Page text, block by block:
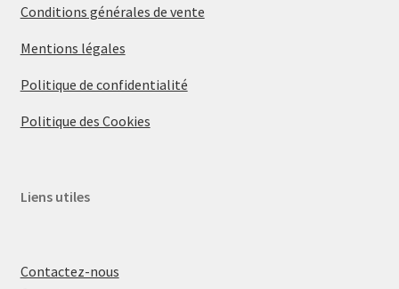
Conditions générales de vente
Mentions légales
Politique de confidentialité
Politique des Cookies
Liens utiles
Contactez-nous